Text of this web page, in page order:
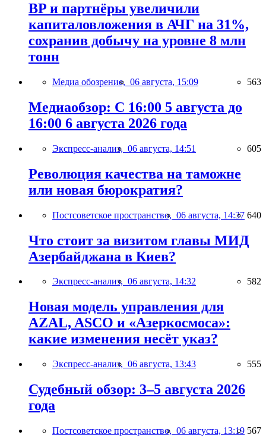
BP и партнёры увеличили
капиталовложения в АЧГ на 31%,
сохранив добычу на уровне 8 млн
тонн
Медиа обозрение, 06 августа, 15:09 563
Медиаобзор: С 16:00 5 августа до
16:00 6 августа 2026 года
Экспресс-анализ, 06 августа, 14:51 605
Революция качества на таможне
или новая бюрократия?
Постсоветское пространство, 06 августа, 14:37 640
Что стоит за визитом главы МИД
Азербайджана в Киев?
Экспресс-анализ, 06 августа, 14:32 582
Новая модель управления для
AZAL, ASCO и «Азеркосмоса»:
какие изменения несёт указ?
Экспресс-анализ, 06 августа, 13:43 555
Судебный обзор: 3–5 августа 2026
года
Постсоветское пространство, 06 августа, 13:19 567